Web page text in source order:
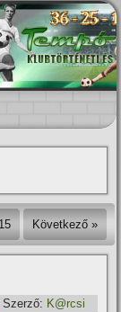
15 Következő »
Szerző: K@rcsi